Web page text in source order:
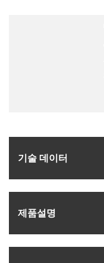
기술 데이터
제품­설명